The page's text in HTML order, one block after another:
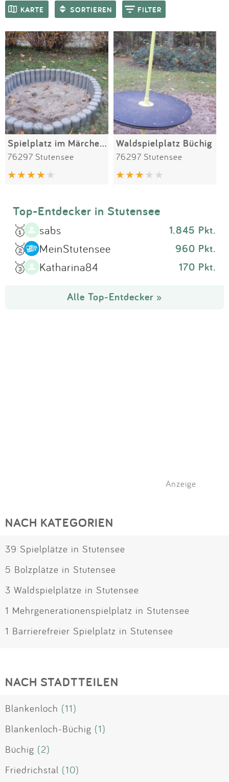
Anmelden
KARTE SORTIEREN FILTER
SPIELGERÄTE
Spielplatz im Märchenviertel
76297 Stutensee
Waldspielplatz Büchig
76297 Stutensee
Top-Entdecker in Stutensee
🥇 sabs 1.845 Pkt.
🥈 MeinStutensee 960 Pkt.
🥉 Katharina84 170 Pkt.
Alle Top-Entdecker »
Anzeige
NACH KATEGORIEN
39 Spielplätze in Stutensee
5 Bolzplätze in Stutensee
3 Waldspielplätze in Stutensee
1 Mehrgenerationenspielplatz in Stutensee
1 Barrierefreier Spielplatz in Stutensee
NACH STADTTEILEN
Blankenloch (11)
Blankenloch-Büchig (1)
Büchig (2)
Friedrichstal (10)